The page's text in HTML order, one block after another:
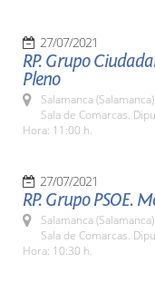
27/07/2021
RP. Grupo
Pleno
Salamanca (Salamanca)
Sala de Comarcas.
Hora: 11:00 h.
27/07/2021
RP. Grupo PSOE.
Salamanca (Salamanca)
Sala de Comarcas.
Hora: 10:30 h.